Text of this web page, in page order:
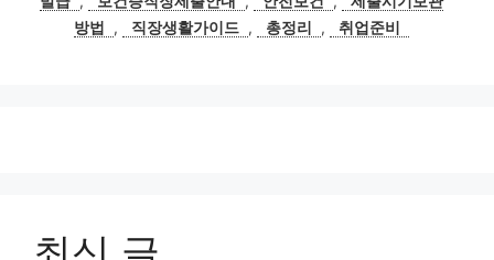
방법
, 직장생활가이드 , 총정리 , 취업준비